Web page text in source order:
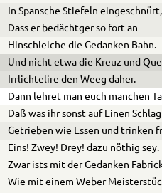
In Spansche Stiefeln eingeschnürt,
Dass er bedächtger so fort an
Hinschleiche die Gedanken Bahn.
Und nicht etwa die Kreuz und
Irrlichtelire den Weeg daher.
Dann lehret man euch manchen
Daß was ihr sonst auf Einen Schlag
Getrieben wie Essen und trinken
Eins! Zwey! Drey! dazu nöthig sey.
Zwar ists mit der Gedanken
Wie mit einem Weber